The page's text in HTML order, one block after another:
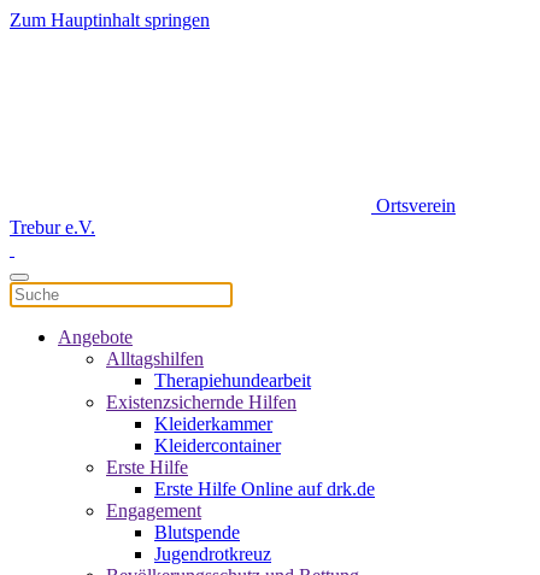
Zum Hauptinhalt springen
Ortsverein
Trebur e.V.
Angebote
Alltagshilfen
Therapiehundearbeit
Existenzsichernde Hilfen
Kleiderkammer
Kleidercontainer
Erste Hilfe
Erste Hilfe Online auf drk.de
Engagement
Blutspende
Jugendrotkreuz